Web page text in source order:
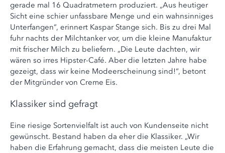
gerade mal 16 Quadratmetern produziert. „Aus heutiger
Sicht eine schier unfassbare Menge und ein wahnsinniges
Unterfangen“, erinnert Kaspar Stange sich. Bis zu drei Mal
fuhr nachts der Milchtanker vor, um die kleine Manufaktur
mit frischer Milch zu beliefern. „Die Leute dachten, wir
wären so irres Hipster-Café. Aber die letzten Jahre habe
gezeigt, dass wir keine Modeerscheinung sind!“, betont
der Mitgründer von Creme Eis.
Klassiker sind gefragt
Eine riesige Sortenvielfalt ist auch von Kundenseite nicht
gewünscht. Bestand haben da eher die Klassiker. „Wir
haben die Erfahrung gemacht, dass die meisten Leute die